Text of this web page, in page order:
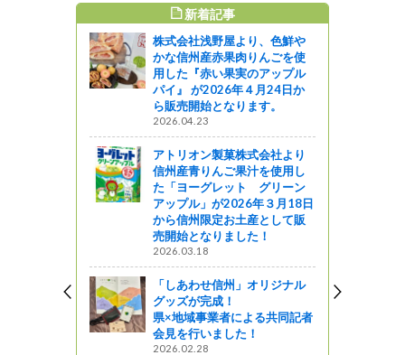
新着記事
株式会社浅野屋より、色鮮や
かな信州産赤果肉りんごを使
用した『赤い果実のアップル
パイ』 が2026年４月24日か
ら販売開始となります。
2026.04.23
アトリオン製菓株式会社より
信州産青りんご果汁を使用し
た「ヨーグレット グリーン
アップル」が2026年３月18日
から信州限定お土産として販
売開始となりました！
2026.03.18
「しあわせ信州」オリジナル
グッズが完成！
県×地域事業者による共同記者
会見を行いました！
2026.02.28